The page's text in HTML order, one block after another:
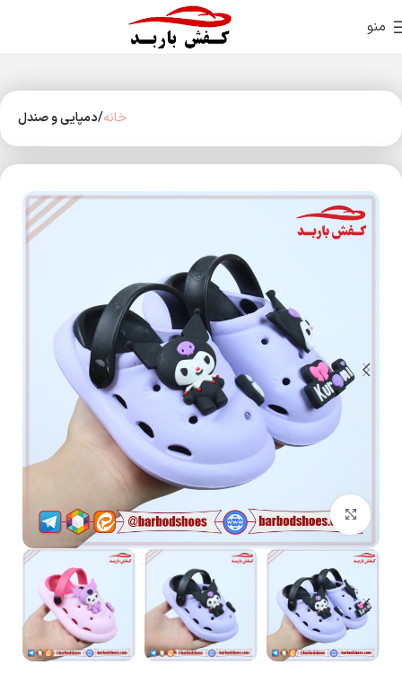
منو
خانه دمپایی و صندل
بزرگنمایی تصویر